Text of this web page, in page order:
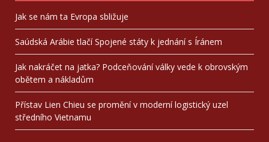
Jak se nám ta Evropa sbližuje
Saúdská Arábie tlačí Spojené státy k jednání s Íránem
Jak nakráčet na jatka? Podceňování války vede k obrovským
obětem a nákladům
Přístav Lien Chieu se promění v moderní logistický uzel
středního Vietnamu